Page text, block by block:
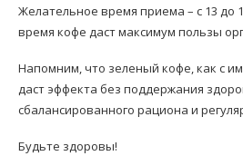
Желательное время приема – с 13 до
время кофе даст максимум пользы
Напомним, что зеленый кофе, как с
даст эффекта без поддержания
сбалансированного рациона и
Будьте здоровы!